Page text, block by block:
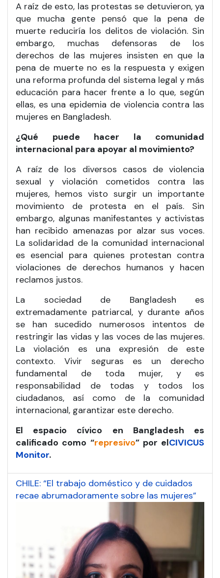
A raíz de esto, las protestas se detuvieron, ya
que mucha gente pensó que la pena de
muerte reduciría los delitos de violación. Sin
embargo, muchas defensoras de los
derechos de las mujeres insisten en que la
pena de muerte no es la respuesta y exigen
una reforma profunda del sistema legal y más
educación para hacer frente a lo que, según
ellas, es una epidemia de violencia contra las
mujeres en Bangladesh.
¿Qué puede hacer la comunidad
internacional para apoyar al movimiento?
A raíz de los diversos casos de violencia
sexual y violación cometidos contra las
mujeres, hemos visto surgir un importante
movimiento de protesta en el país. Sin
embargo, algunas manifestantes y activistas
han recibido amenazas por alzar sus voces.
La solidaridad de la comunidad internacional
es esencial para quienes protestan contra
violaciones de derechos humanos y hacen
reclamos justos.
La sociedad de Bangladesh es
extremadamente patriarcal, y durante años
se han sucedido numerosos intentos de
restringir las vidas y las voces de las mujeres.
La violación es una expresión de este
contexto. Vivir seguras es un derecho
fundamental de toda mujer, y es
responsabilidad de todas y todos los
ciudadanos, así como de la comunidad
internacional, garantizar este derecho.
El espacio cívico en Bangladesh es
calificado como “represivo” por elCIVICUS
Monitor.
CHILE: “El trabajo doméstico y de cuidados
recae abrumadoramente sobre las mujeres”